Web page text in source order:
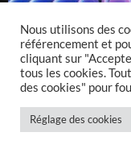
Nous utilisons des
référencement et
cliquant sur
tous les cookies.
des cookies" pour
Réglage des cookies